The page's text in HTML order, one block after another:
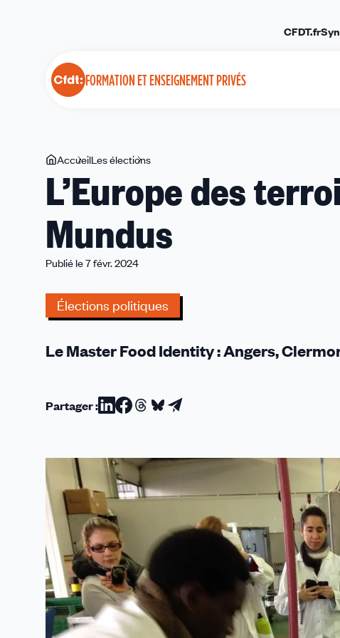
FORMATION ET ENSEIGNEMENT PRIVÉS
CFDT.fr
Vous
êtes
AccueilLes élections
des
terroirs
cœur
L’Europe des
Mundus
Publié le 7 févr. 2024
Élections politiques
Le Master Food Identity : Angers,
Partager :Partager
Linkedin
Partager
Facebook
Partager
Threads
Partager
Bluesky
Partager
email